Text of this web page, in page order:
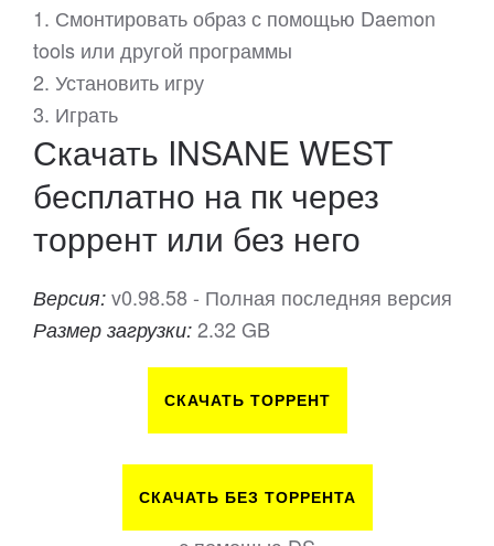
1. Смонтировать образ с помощью Daemon
tools или другой программы
2. Установить игру
3. Играть
Скачать INSANE WEST
бесплатно на пк через
торрент или без него
Версия: v0.98.58 - Полная последняя версия
Размер загрузки: 2.32 GB
СКАЧАТЬ ТОРРЕНТ
СКАЧАТЬ БЕЗ ТОРРЕНТА